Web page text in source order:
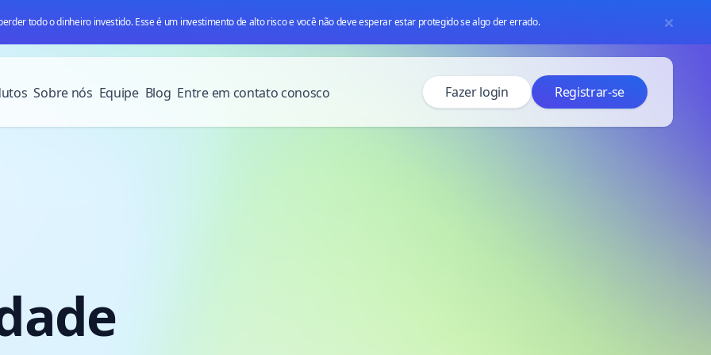
todo o dinheiro investido. Esse é um investimento de alto risco e você não deve esperar estar protegido se algo der errado.
Sobre nós Equipe Blog Entre em contato conosco Fazer login Registrar-se